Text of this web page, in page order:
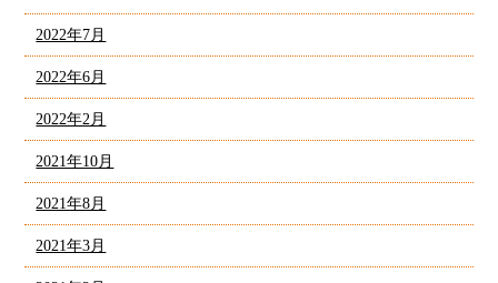
2022年7月
2022年6月
2022年2月
2021年10月
2021年8月
2021年3月